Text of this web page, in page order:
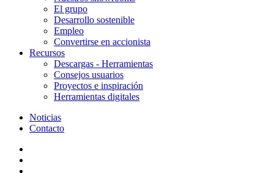
El grupo
Desarrollo sostenible
Empleo
Convertirse en accionista
Recursos
Descargas - Herramientas
Consejos usuarios
Proyectos e inspiración
Herramientas digitales
Noticias
Contacto